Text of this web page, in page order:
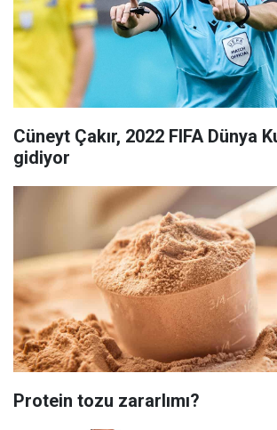
Cüneyt Çakır, 2022 FIFA Dünya
gidiyor
Protein tozu zararlımı?